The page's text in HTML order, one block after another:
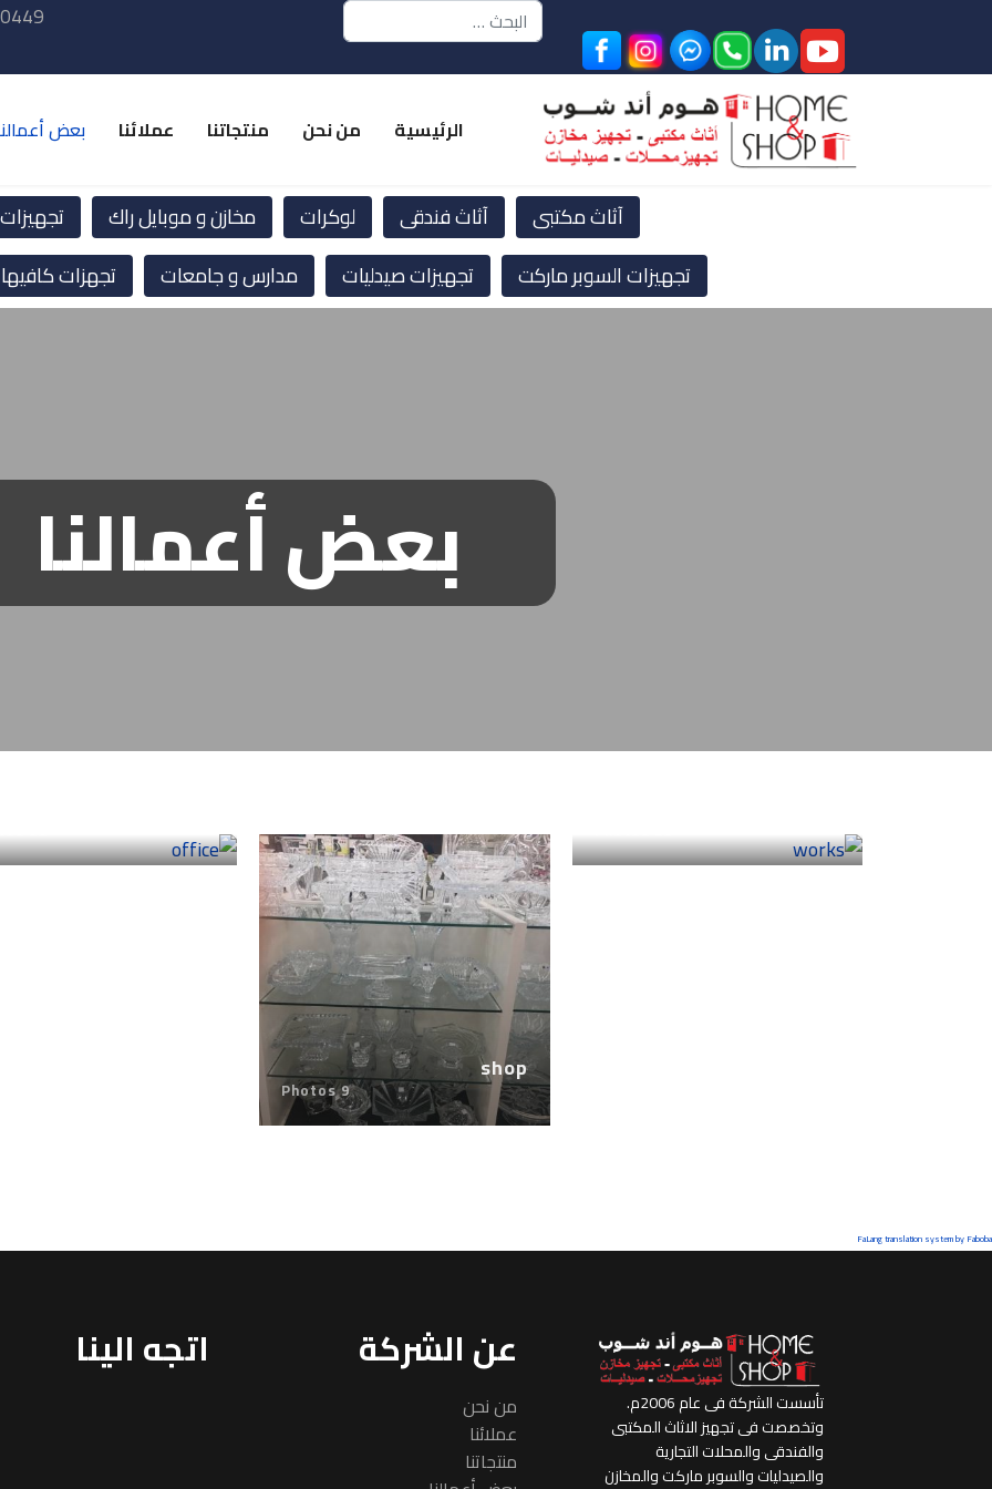
البحث
الرئيسية من نحن منتجاتنا عملائنا بعض
آثاث مكتبى آثاث فندقى لوكرات مخازن و موبايل راك
تجهيزات السوبر ماركت
تجهيزات صيدليات مدارس و جامعات تجهزات
بعض أعمالنا
shop
9 Photos
FaLang translation system by Faboba
تأسست الشركة فى عام 2006م.
وتخصصت فى تجهيز الاثاث المكتبى
والفندقى والمحلات التجارية
والصيدليات والسوبر ماركت والمخازن
عن الشركة
من نحن
عملائنا
منتجاتنا
اتجه الينا